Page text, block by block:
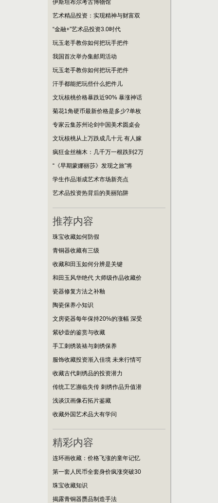
伊斯坦布尔考古博物馆
艺术精品投资：实现精神与财富双
“金融+”艺术品投资3.0时代
玩玉老手教你如何把玩手把件
我国首次举办集邮周活动
玩玉老手教你如何把玩手把件
汗手都能把玩些什么把件儿
文玩核桃价格暴跌近90% 暴涨神话
菊花1角硬币最新价格是多少?单枚
专家云集苏州论剑中国美术圆桌会
文玩核桃从上万跌成几十元 有人嫁
疯狂金丝楠木：几千万一根跌到2万
“《早期蒙娜丽莎》发现之旅”将
学生作品渐成艺术市场新亮点
艺术品投资热背后的美丽陷阱
推荐内容
珠宝收藏如何防假
青铜器收藏有三级
收藏和田玉如何分辨是关键
和田玉风华绝代 大师级作品收藏价
瓷器修复方法之补釉
陶瓷保养小知识
文房瓷器每年保持20%的涨幅 深受
紫砂壶的鉴赏与收藏
手工刺绣装裱与刺绣保养
服饰收藏投资渐入佳境 未来行情可
收藏古代刺绣品的投资潜力
传统工艺濒临失传 刺绣作品升值潜
浅谈汉画像石拓片鉴藏
收藏外国艺术品大有学问
精彩内容
连环画收藏：价格飞涨的童年记忆
第一套人民币全套身价疯涨突破30
珠宝收藏知识
揭露青铜器赝品制造手法